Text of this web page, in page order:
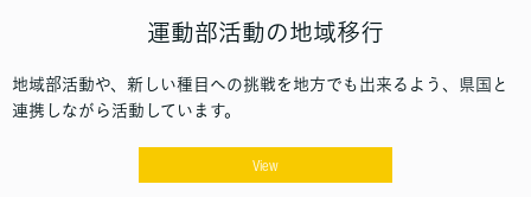
運動部活動の地域移行
地域部活動や、新しい種目への挑戦を地方でも出来るよう、県国と
連携しながら活動しています。
View